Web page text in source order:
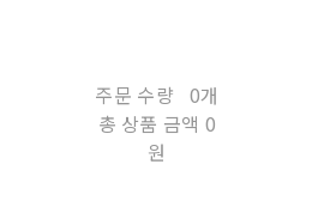
주문 수량 0개
총 상품 금액 0
원